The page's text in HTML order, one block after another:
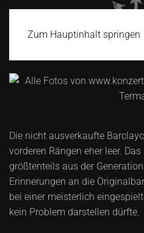
Zum Hauptinhalt springen
Die nicht ausverkaufte
vorderen Rängen eher leer.
größtenteils aus der
Erinnerungen an die
bei einer meisterlich
kein Problem darstellen dürfte.